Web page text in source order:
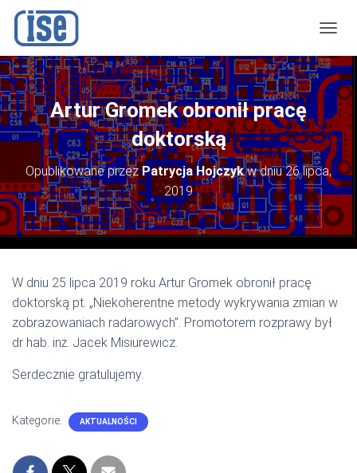
R
Z
E
Ą
C
Z
N
A
W
I
G
A
C
Artur Gromek obronił pracę
doktorską
Opublikowane przezPatrycja Hojczykw dniu26 lipca,
2019
W dniu 25 lipca 2019 roku Artur Gromek obronił pracę
doktorską pt. „Niekoherentne metody wykrywania zmian w
zobrazowaniach radarowych”. Promotorem rozprawy był
dr hab. inż. Jacek Misiurewicz.
Serdecznie gratulujemy.
Kategorie: AKTUALNOŚCI